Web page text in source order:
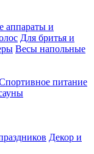
аппараты и
Для бритья и
Весы напольные
питание
Декор и